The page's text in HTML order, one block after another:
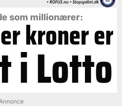
som millionærer:
kroner er
i Lotto